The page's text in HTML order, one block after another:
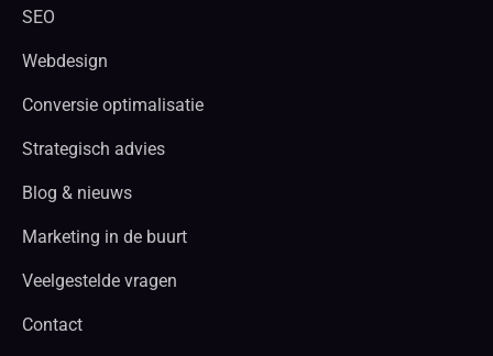
SEO
Webdesign
Conversie optimalisatie
Strategisch advies
Blog & nieuws
Marketing in de buurt
Veelgestelde vragen
Contact